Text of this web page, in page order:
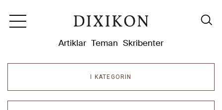
Artiklar Teman Skribenter
I KATEGORIN